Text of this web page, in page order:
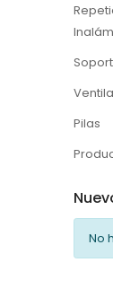
Pilas
No